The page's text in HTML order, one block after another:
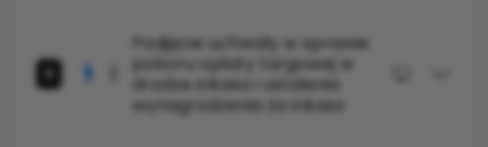
Podjęcie uchwały w sprawie
poboru opłaty targowej w
drodze inkasa i ustalenia
wynagrodzenia za inkaso